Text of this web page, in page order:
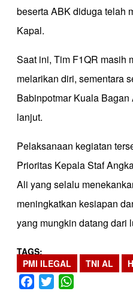
beserta ABK diduga telah
Kapal.
Saat ini, Tim F1QR masih
melarikan diri, sementara
Babinpotmar Kuala
lanjut.
Pelaksanaan kegiatan
Prioritas Kepala Staf
Ali yang selalu
meningkatkan kesiapan
yang mungkin datang dari
TAGS
PMI ILEGAL
TNI AL
Facebook
Twitter